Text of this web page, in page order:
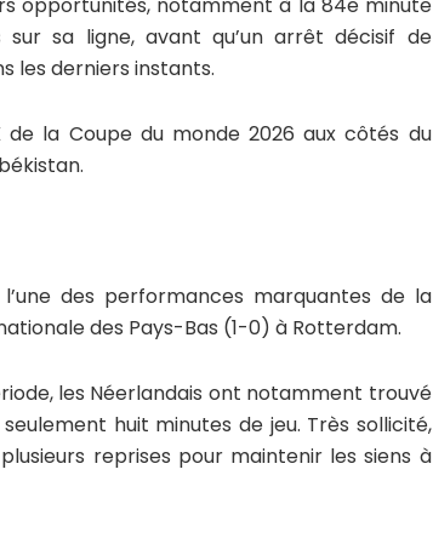
opportunités, notamment à la 84e minute
sur sa ligne, avant qu’un arrêt décisif de
les derniers instants.
de la Coupe du monde 2026 aux côtés du
des performances marquantes de la
des Pays-Bas (1-0) à Rotterdam.
les Néerlandais ont notamment trouvé
huit minutes de jeu. Très sollicité,
reprises pour maintenir les siens à